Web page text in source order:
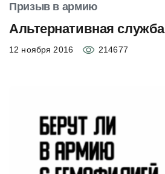
Призыв в армию
Альтернативная служба
12 ноября 2016 214677